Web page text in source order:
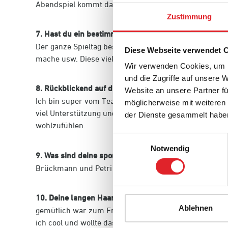
Zustimmung
Diese Webseite verwendet
Wir verwenden Cookies,
und die Zugriffe auf unsere
Website an unsere Partner
möglicherweise mit
der Dienste gesammelt
Notwendig
Ablehnen
Abendspiel kommt dann noch der pregame Skate
7. Hast du ein bestimmtes Ritual bevor du auf Eis
Der ganze Spieltag besteht bei mir eigentlich aus
mache usw. Diese vielen kleinen Dinge nutze ich um
8. Rückblickend auf die vergangene Saison, es ging
Ich bin super vom Team aufgenommen worden und
viel Unterstützung und auch Tipps bekommen was
wohlzufühlen.
9. Was sind deine sportlichen Ziele für die kommende
Brückmann und Petri Vehanen lernen. Natürlich
10. Deine langen Haare waren am Anfang so ein
gemütlich war zum Friseur zu gehen. Irgendwann
ich cool und wollte das auch machen. Für mich wird